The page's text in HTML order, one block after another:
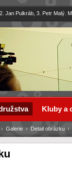
Jan Pulkráb, 3. Petr Malý.
› Galerie › Detail obrázku ›
Kluby a